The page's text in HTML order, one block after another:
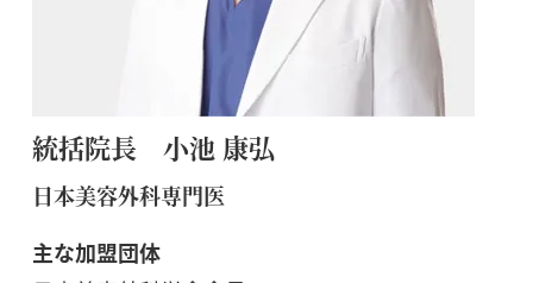
統括院長 小池 康弘
日本美容外科専門医
主な加盟団体